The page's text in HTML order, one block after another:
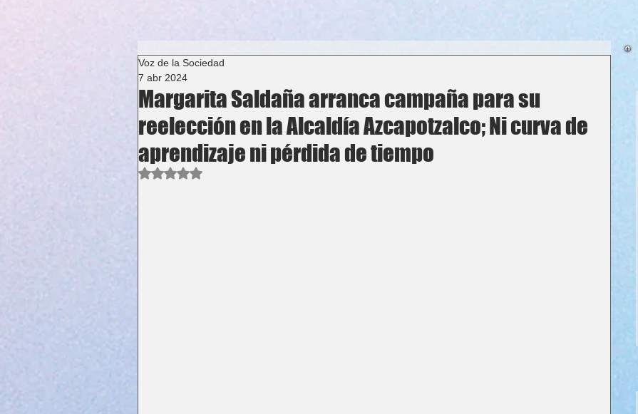
Margarita Saldaña arranca campaña para su
reelección en la Alcaldía Azcapotzalco; Ni curva de
aprendizaje ni pérdida de tiempo
Voz de la Sociedad
7 abr 2024
Obtuvo NaN de 5 estrellas.